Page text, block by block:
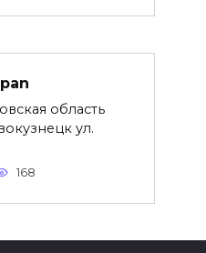
область
ул.
168